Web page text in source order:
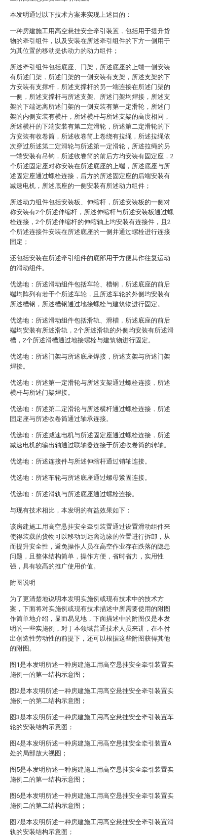
本发明通过以下技术方案来实现上述目的：
一种房建施工用高空悬挂安全牵引装置，包括用于提升货
物的牵引组件，以及安装在所述牵引组件的下方一侧用于
为其位置的移动提供动力的动力组件；
所述牵引组件包括底座、门架，所述底座的上端一侧安装
有所述门架，所述门架的一侧安装有支架，所述支架的下
方安装有支撑杆，所述支撑杆的另一端连接在所述门架的
一侧，所述支撑杆与所述支架、所述门架均焊接，所述支
架的下端远离所述门架的一侧安装有第一定滑轮，所述门
架的内侧安装有横杆，所述横杆与所述支架的高度相同，
所述横杆的下端安装有第二定滑轮，所述第二定滑轮的下
方安装有收卷筒，所述收卷筒上卷绕有拉绳，所述拉绳依
次穿过所述第二定滑轮与所述第一定滑轮，所述拉绳的另
一端安装有吊钩，所述收卷筒的前后方均安装有固定座，2
个所述固定座对称安装在所述底座的上端，所述底座与所
述固定座通过螺栓连接，后方的所述固定座的后端安装有
减速电机，所述底座的一侧安装有所述动力组件；
所述动力组件包括安装板、伸缩杆，所述安装板的一侧对
称安装有2个所述伸缩杆，所述伸缩杆与所述安装板通过螺
栓连接，2个所述伸缩杆的伸缩轴上均安装有连接件，且2
个所述连接件安装在所述底座的一侧并通过螺栓进行连接
固定；
还包括安装在所述牵引组件的底部用于方便其作往复运动
的滑动组件。
优选地：所述滑动组件包括车轮、槽钢，所述底座的前后
端均阵列有若干个所述车轮，且所述车轮的外侧均安装有
所述槽钢，所述槽钢通过地接螺栓与建筑物进行固定。
优选地：所述滑动组件包括滑轨、滑槽，所述底座的前后
端均安装有所述滑轨，2个所述滑轨的外侧均安装有所述滑
槽，2个所述滑槽通过地接螺栓与建筑物进行固定。
优选地：所述门架与所述底座焊接，所述支架与所述门架
焊接。
优选地：所述第一定滑轮与所述支架通过螺栓连接，所述
横杆与所述门架焊接。
优选地：所述第二定滑轮与所述横杆通过螺栓连接，所述
固定座与所述收卷筒通过轴承连接。
优选地：所述减速电机与所述固定座通过螺栓连接，所述
减速电机的输出轴通过联轴器连接于所述收卷筒的转轴。
优选地：所述连接件与所述伸缩杆通过销轴连接。
优选地：所述车轮与所述底座通过螺母紧固连接。
优选地：所述滑轨与所述底座通过螺栓连接。
与现有技术相比，本发明的有益效果如下：
该房建施工用高空悬挂安全牵引装置通过设置滑动组件来
使得装载的货物可以移动到远离边缘的位置进行拆卸，从
而提升安全性，避免操作人员在高空作业存在跌落的隐患
问题，且整体结构简单，操作方便，省时省力，实用性
强，具有较高的推广使用价值。
附图说明
为了更清楚地说明本发明实施例或现有技术中的技术方
案，下面将对实施例或现有技术描述中所需要使用的附图
作简单地介绍，显而易见地，下面描述中的附图仅是本发
明的一些实施例，对于本领域普通技术人员来讲，在不付
出创造性劳动性的前提下，还可以根据这些附图获得其他
的附图。
图1是本发明所述一种房建施工用高空悬挂安全牵引装置实
施例一的第一结构示意图；
图2是本发明所述一种房建施工用高空悬挂安全牵引装置实
施例一的第二结构示意图；
图3是本发明所述一种房建施工用高空悬挂安全牵引装置车
轮的安装结构示意图；
图4是本发明所述一种房建施工用高空悬挂安全牵引装置A
处的局部放大视图；
图5是本发明所述一种房建施工用高空悬挂安全牵引装置实
施例二的第一结构示意图；
图6是本发明所述一种房建施工用高空悬挂安全牵引装置实
施例二的第二结构示意图；
图7是本发明所述一种房建施工用高空悬挂安全牵引装置滑
轨的安装结构示意图；